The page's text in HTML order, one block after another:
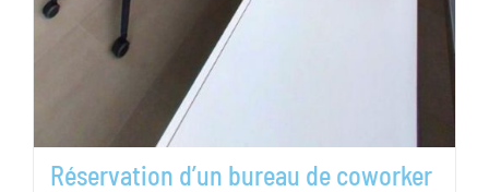
Réservation d’un bureau de coworker